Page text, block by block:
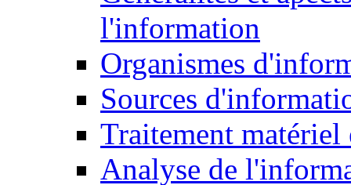
l'information
Organismes
Sources
Traitement matériel
Analyse de